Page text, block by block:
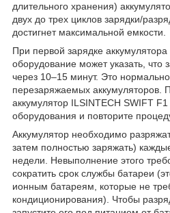
длительного хранения)
двух до трех циклов зарядки/
достигнет максимальной емкости.
При первой зарядке
оборудование может указать, что
через 10–15 минут. Это
перезаряжаемых аккумуляторов.
аккумулятор ILSINTECH SWIFT
оборудования и повторите
Аккумулятор необходимо
затем полностью заряжать)
недели. Невыполнение этого
сократить срок службы батареи
ионным батареям, которые не
кондиционирования). Чтобы